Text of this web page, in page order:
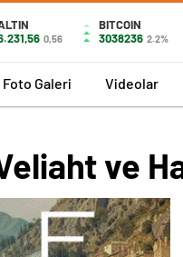
0,56
BITCOIN
3038236 2.2%
Foto Galeri Videolar
ve